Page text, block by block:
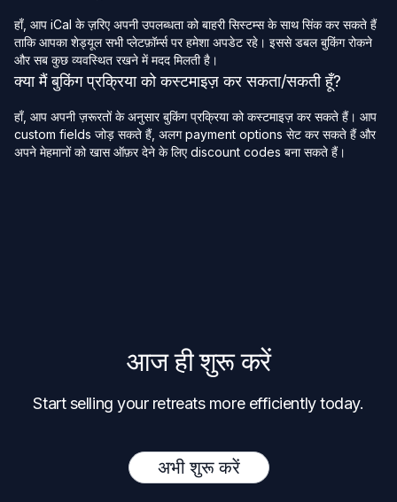
हाँ, आप iCal के ज़रिए अपनी उपलब्धता को बाहरी सिस्टम्स के साथ सिंक कर सकते हैं
ताकि आपका शेड्यूल सभी प्लेटफ़ॉर्म्स पर हमेशा अपडेट रहे। इससे डबल बुकिंग रोकने
और सब कुछ व्यवस्थित रखने में मदद मिलती है।
क्या मैं बुकिंग प्रक्रिया को कस्टमाइज़ कर सकता/सकती हूँ?
हाँ, आप अपनी ज़रूरतों के अनुसार बुकिंग प्रक्रिया को कस्टमाइज़ कर सकते हैं। आप
custom fields जोड़ सकते हैं, अलग payment options सेट कर सकते हैं और
अपने मेहमानों को खास ऑफ़र देने के लिए discount codes बना सकते हैं।
आज ही शुरू करें
Start selling your retreats more efficiently today.
अभी शुरू करें